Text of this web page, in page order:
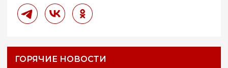
ГОРЯЧИЕ НОВОСТИ